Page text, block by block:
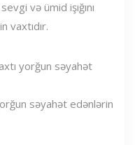
və ümid işığını
vaxtıdır.
səyahət edənlərin